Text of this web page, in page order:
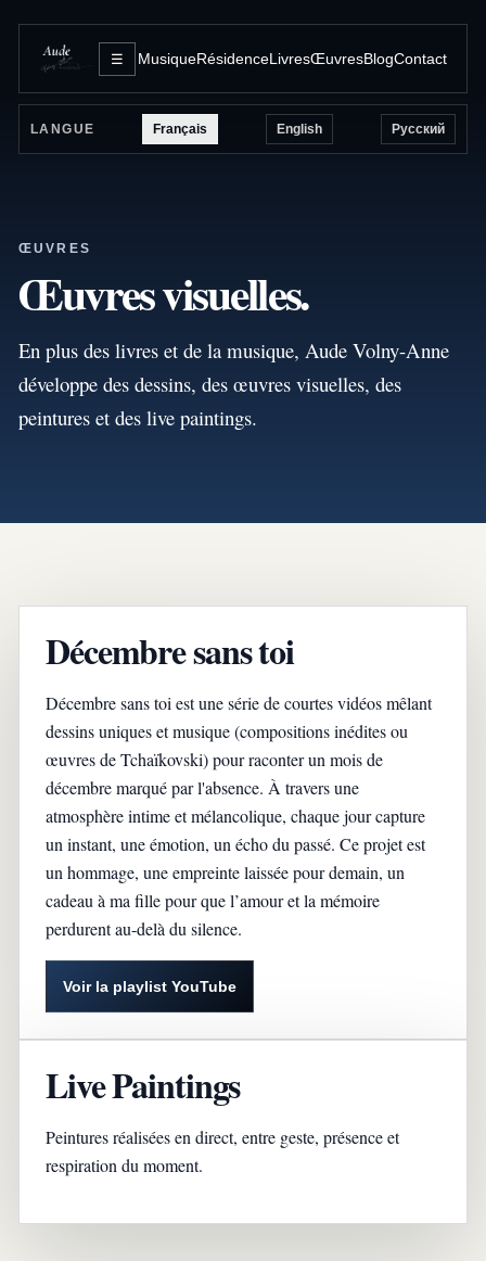
☰ MusiqueRésidenceLivresŒuvresBlogContact
LANGUE Français English Русский
ŒUVRES
Œuvres visuelles.
En plus des livres et de la musique, Aude Volny-Anne
développe des dessins, des œuvres visuelles, des
peintures et des live paintings.
Décembre sans toi
Décembre sans toi est une série de courtes vidéos mêlant
dessins uniques et musique (compositions inédites ou
œuvres de Tchaïkovski) pour raconter un mois de
décembre marqué par l'absence. À travers une
atmosphère intime et mélancolique, chaque jour capture
un instant, une émotion, un écho du passé. Ce projet est
un hommage, une empreinte laissée pour demain, un
cadeau à ma fille pour que l’amour et la mémoire
perdurent au-delà du silence.
Voir la playlist YouTube
Live Paintings
Peintures réalisées en direct, entre geste, présence et
respiration du moment.